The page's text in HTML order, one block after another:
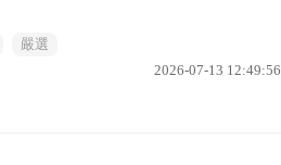
嚴選
2026-07-13 12:49:56